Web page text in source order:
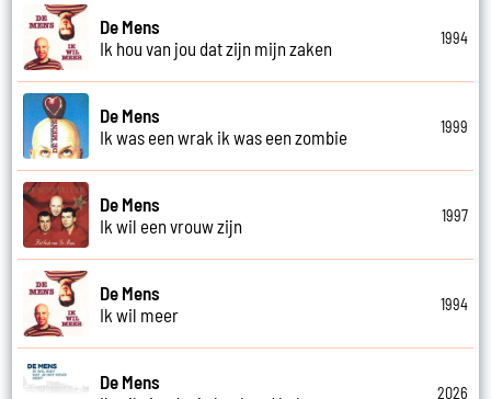
De Mens
Ik hou van jou dat zijn mijn zaken
1994
De Mens
Ik was een wrak ik was een zombie
1999
De Mens
Ik wil een vrouw zijn
1997
De Mens
Ik wil meer
1994
De Mens
2026